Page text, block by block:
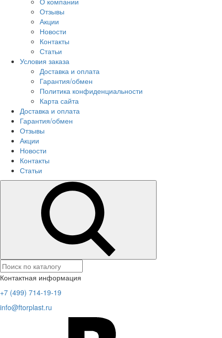
Отзывы
Акции
Новости
Контакты
Статьи
Условия заказа
Доставка и оплата
Гарантия/обмен
Политика конфиденциальности
Карта сайта
Доставка и оплата
Гарантия/обмен
Отзывы
Акции
Новости
Контакты
Статьи
Контактная информация
+7 (499) 714-19-19
info@ftorplast.ru